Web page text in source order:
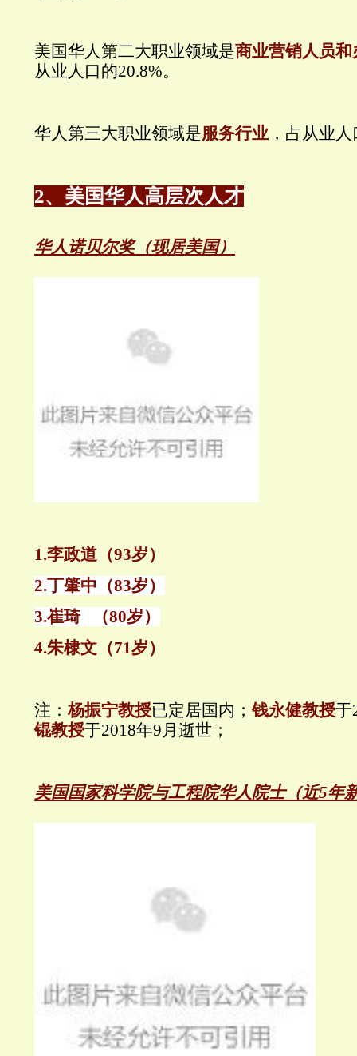
美国华人第二大职业领域是商业营销人员
从业人口的20.8%。
华人第三大职业领域是服务行业 ，占从业
2、美国华人高层次人才
华人诺贝尔奖（现居美国）
1.李政道（93岁）
2.丁肇中 （83岁）
3.崔琦 （80岁）
4.朱棣文 （71岁）
注：杨振宁教授已定居国内；钱永健教授于
锟教授于2018年9月逝世；
美国国家科学院与工程院华人院士（近5年